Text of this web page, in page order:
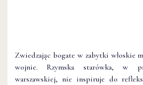
Zwiedzając bogate w zabytki włoskie
wojnie. Rzymska starówka, w
warszawskiej, nie inspiruje do